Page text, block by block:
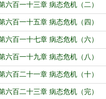
下）
六百一十三章 病态危机（二）
六百一十五章 病态危机（四）
六百一十七章 病态危机（六）
六百一十九章 病态危机（八）
六百二十一章 病态危机（十）
六百二十三章 病态危机（完）